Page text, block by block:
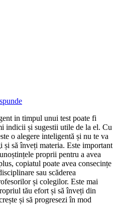
in timpul unui test poate fi
indicii și sugestii utile de la el. Cu
o alegere inteligentă și nu te va
și să înveți materia. Este important
proprii pentru a avea
copiatul poate avea consecințe
sau scăderea
și colegilor. Este mai
tău efort și să înveți din
și să progresezi în mod